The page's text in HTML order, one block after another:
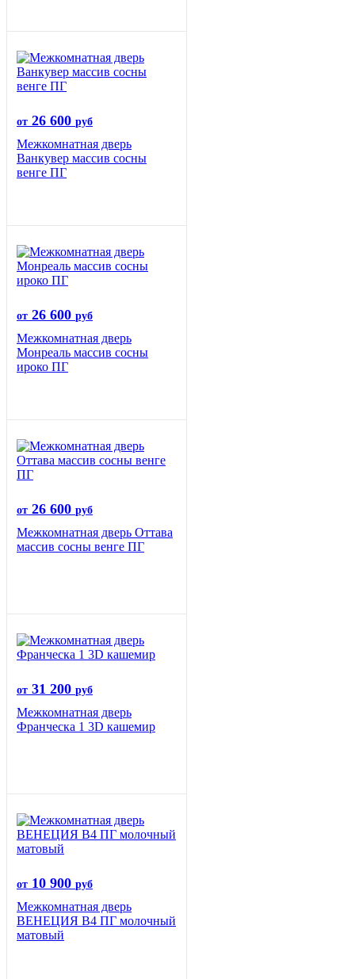
от 26 600 руб
Межкомнатная дверь
Ванкувер массив сосны
венге ПГ
от 26 600 руб
Межкомнатная дверь
Монреаль массив сосны
ироко ПГ
от 26 600 руб
Межкомнатная дверь Оттава
массив сосны венге ПГ
от 31 200 руб
Межкомнатная дверь
Франческа 1 3D кашемир
от 10 900 руб
Межкомнатная дверь
ВЕНЕЦИЯ B4 ПГ молочный
матовый